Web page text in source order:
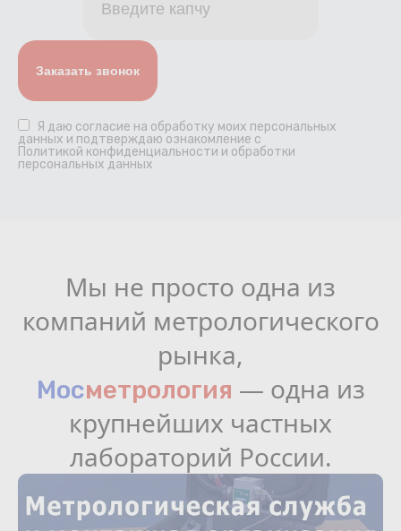
Я даю согласие на обработку моих персональных
данных и подтверждаю ознакомление с
Политикой конфиденциальности и обработки
персональных данных
Мы не просто одна из
компаний метрологического
рынка,
Мосмeтрология — одна из
крупнейших частных
лабораторий России.